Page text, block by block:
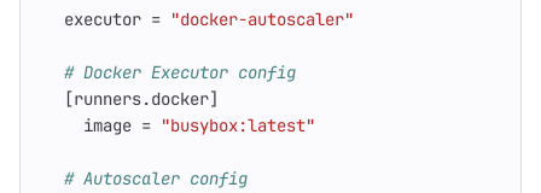
executor = "docker-autoscaler"
# Docker Executor config
[runners.docker]
image = "busybox:latest"
# Autoscaler config